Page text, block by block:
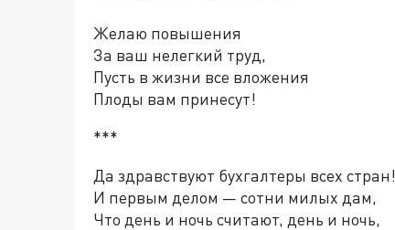
Желаю повышения
За ваш нелегкий труд,
Пусть в жизни все вложения
Плоды вам принесут!
***
Да здравствуют бухгалтеры всех стран!
И первым делом — сотни милых дам,
Что день и ночь считают, день и ночь,